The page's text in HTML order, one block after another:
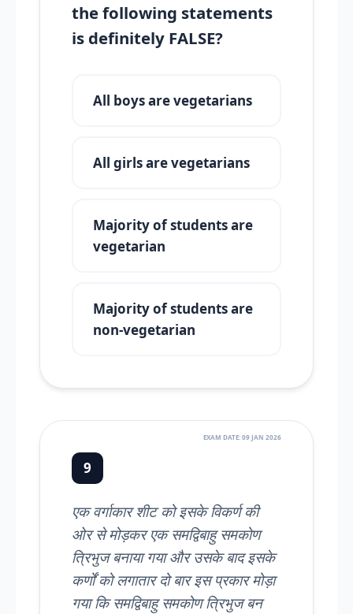
the following statements
is definitely FALSE?
All boys are vegetarians
All girls are vegetarians
Majority of students are
vegetarian
Majority of students are
non-vegetarian
EXAM DATE: 09 JAN 2026
9
एक वर्गाकार शीट को इसके विकर्ण की
ओर से मोड़कर एक समद्विबाहु समकोण
त्रिभुज बनाया गया और उसके बाद इसके
कर्णों को लगातार दो बार इस प्रकार मोड़ा
गया कि समद्विबाहु समकोण त्रिभुज बन